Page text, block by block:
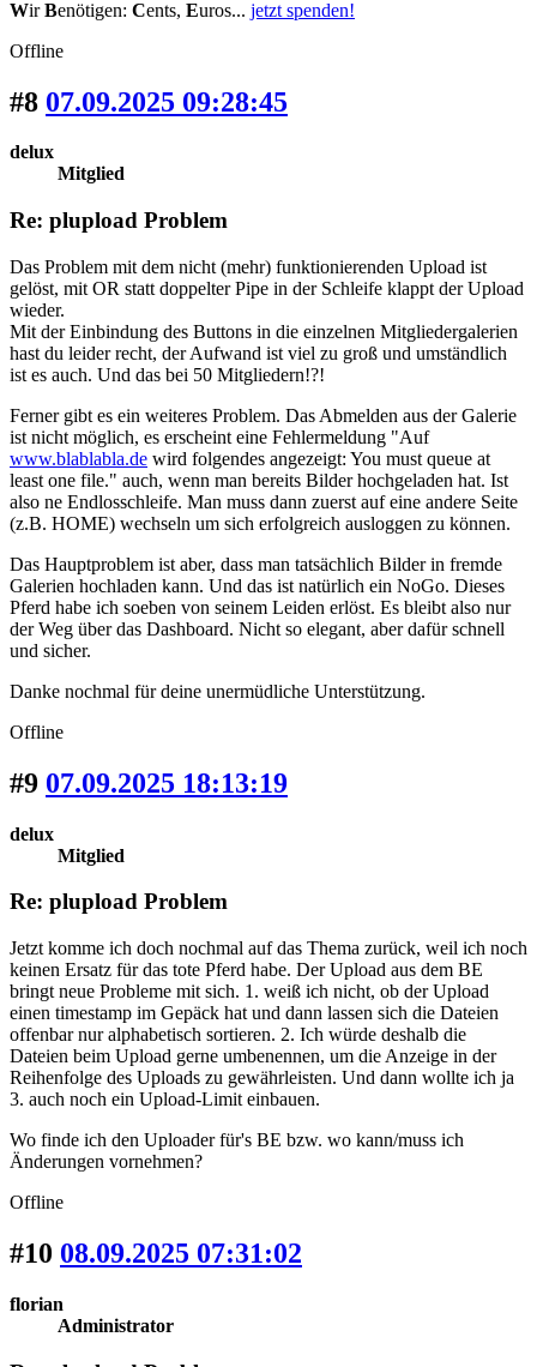
WirBenötigen: Cents, Euros... jetzt spenden!
Offline
#8 07.09.2025 09:28:45
delux
Mitglied
Re: plupload Problem
Das Problem mit dem nicht (mehr) funktionierenden Upload ist
gelöst, mit OR statt doppelter Pipe in der Schleife klappt der Upload
wieder.
Mit der Einbindung des Buttons in die einzelnen Mitgliedergalerien
hast du leider recht, der Aufwand ist viel zu groß und umständlich
ist es auch. Und das bei 50 Mitgliedern!?!
Ferner gibt es ein weiteres Problem. Das Abmelden aus der Galerie
ist nicht möglich, es erscheint eine Fehlermeldung "Auf
www.blablabla.de wird folgendes angezeigt: You must queue at
least one file." auch, wenn man bereits Bilder hochgeladen hat. Ist
also ne Endlosschleife. Man muss dann zuerst auf eine andere Seite
(z.B. HOME) wechseln um sich erfolgreich ausloggen zu können.
Das Hauptproblem ist aber, dass man tatsächlich Bilder in fremde
Galerien hochladen kann. Und das ist natürlich ein NoGo. Dieses
Pferd habe ich soeben von seinem Leiden erlöst. Es bleibt also nur
der Weg über das Dashboard. Nicht so elegant, aber dafür schnell
und sicher.
Danke nochmal für deine unermüdliche Unterstützung.
Offline
#9 07.09.2025 18:13:19
delux
Mitglied
Re: plupload Problem
Jetzt komme ich doch nochmal auf das Thema zurück, weil ich noch
keinen Ersatz für das tote Pferd habe. Der Upload aus dem BE
bringt neue Probleme mit sich. 1. weiß ich nicht, ob der Upload
einen timestamp im Gepäck hat und dann lassen sich die Dateien
offenbar nur alphabetisch sortieren. 2. Ich würde deshalb die
Dateien beim Upload gerne umbenennen, um die Anzeige in der
Reihenfolge des Uploads zu gewährleisten. Und dann wollte ich ja
3. auch noch ein Upload-Limit einbauen.
Wo finde ich den Uploader für's BE bzw. wo kann/muss ich
Änderungen vornehmen?
Offline
#10 08.09.2025 07:31:02
florian
Administrator